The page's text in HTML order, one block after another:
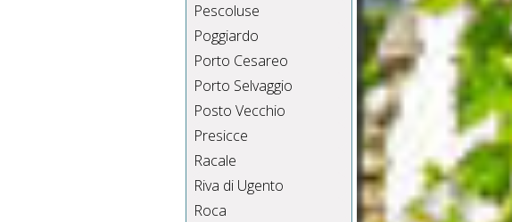
Pescoluse
Poggiardo
Porto Cesareo
Porto Selvaggio
Posto Vecchio
Presicce
Racale
Riva di Ugento
Roca